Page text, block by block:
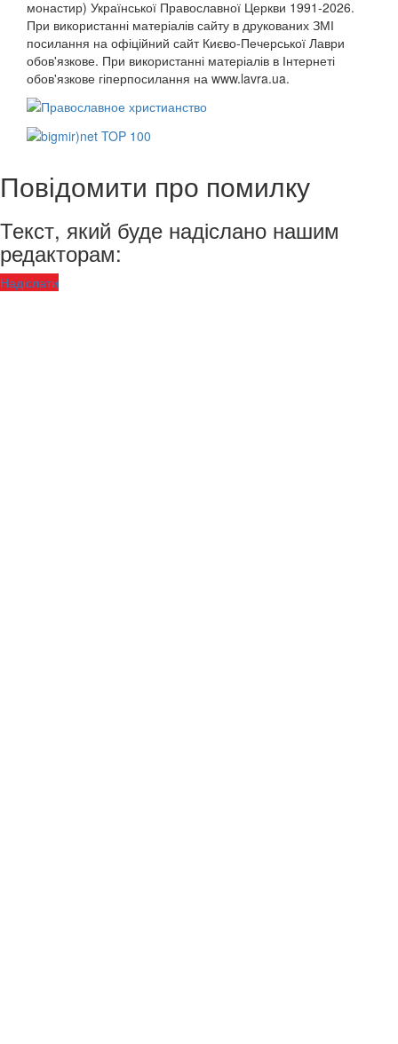
монастир) Української Православної Церкви 1991-2026.
При використанні матеріалів сайту в друкованих ЗМІ
посилання на офіційний сайт Києво-Печерської Лаври
обов'язкове. При використанні матеріалів в Інтернеті
обов'язкове гіперпосилання на www.lavra.ua.
Повідомити про помилку
Текст, який буде надіслано нашим
редакторам:
Надіслати